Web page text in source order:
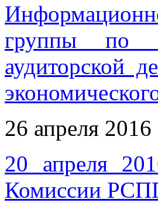
группы по
аудиторской
26 апреля 2016
20 апреля
Комиссии